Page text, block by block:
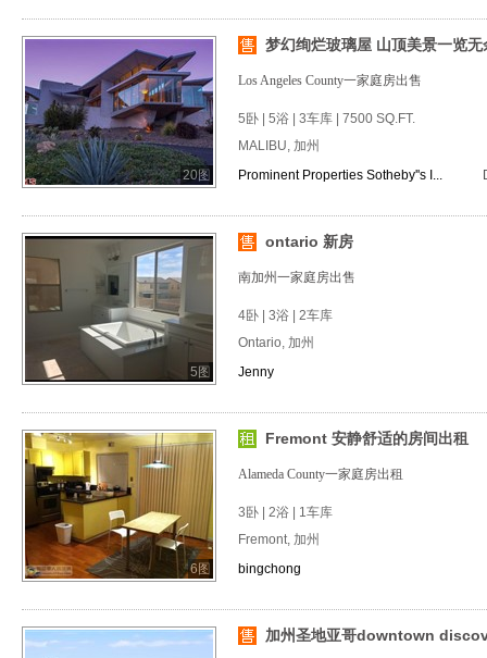
20图
梦幻绚烂玻璃屋 山顶美景一览无
Los Angeles County一家庭房出售
5卧 | 5浴 | 3车库 | 7500 SQ.FT.
MALIBU, 加州
Prominent Properties Sotheby''s I...
5图
ontario 新房
南加州一家庭房出售
4卧 | 3浴 | 2车库
Ontario, 加州
Jenny
6图
Fremont 安静舒适的房间出租
Alameda County一家庭房出租
3卧 | 2浴 | 1车库
Fremont, 加州
bingchong
加州圣地亚哥downtown